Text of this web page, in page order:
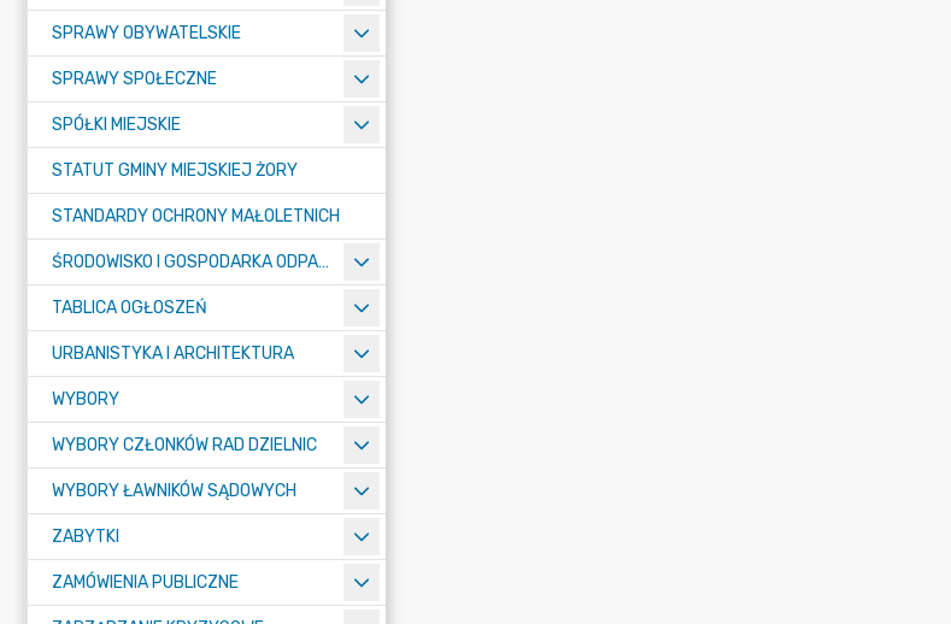
SPRAWY OBYWATELSKIE
SPRAWY SPOŁECZNE
SPÓŁKI MIEJSKIE
STATUT GMINY MIEJSKIEJ ŻORY
STANDARDY OCHRONY MAŁOLETNICH
ŚRODOWISKO I GOSPODARKA ODPADAMI
TABLICA OGŁOSZEŃ
URBANISTYKA I ARCHITEKTURA
WYBORY
WYBORY CZŁONKÓW RAD DZIELNIC
WYBORY ŁAWNIKÓW SĄDOWYCH
ZABYTKI
ZAMÓWIENIA PUBLICZNE